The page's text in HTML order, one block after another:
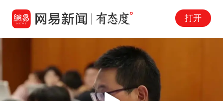
打开